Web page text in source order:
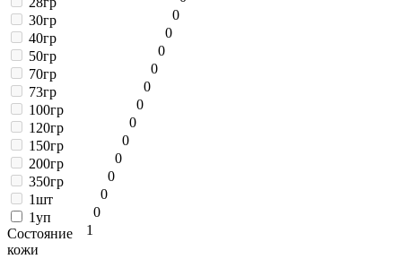
0
30гр
0
40гр
0
50гр
0
70гр
0
73гр
0
100гр
0
120гр
0
150гр
0
200гр
0
350гр
0
1шт
0
1уп
1
Состояние
кожи